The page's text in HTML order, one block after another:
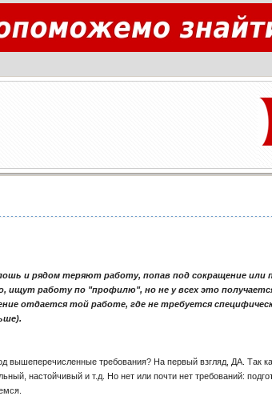
и рядом теряют работу, попав под сокращение
ищут работу по "профилю", но не у всех это
отдается той работе, где не требуется
вышеперечисленные требования? На первый взгляд, ДА. Так
настойчивый и т.д. Но нет или почти нет требований: